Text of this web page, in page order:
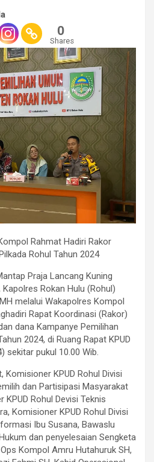
0
Shares
Rahmat Hadiri Rakor
Rohul Tahun 2024
Praja Lancang Kuning
Rokan Hulu (Rohul)
melalui Wakapolres Kompol
Rapat Koordinasi (Rakor)
dana Kampanye Pemilihan
2024, di Ruang Rapat KPUD
sekitar pukul 10.00 Wib.
KPUD Rohul Divisi
dan Partisipasi Masyarakat
Rohul Devisi Teknis
Komisioner KPUD Rohul Divisi
Ibu Susana, Bawaslu
dan penyelesaian Sengketa
Kompol Amru Hutahuruk SH,